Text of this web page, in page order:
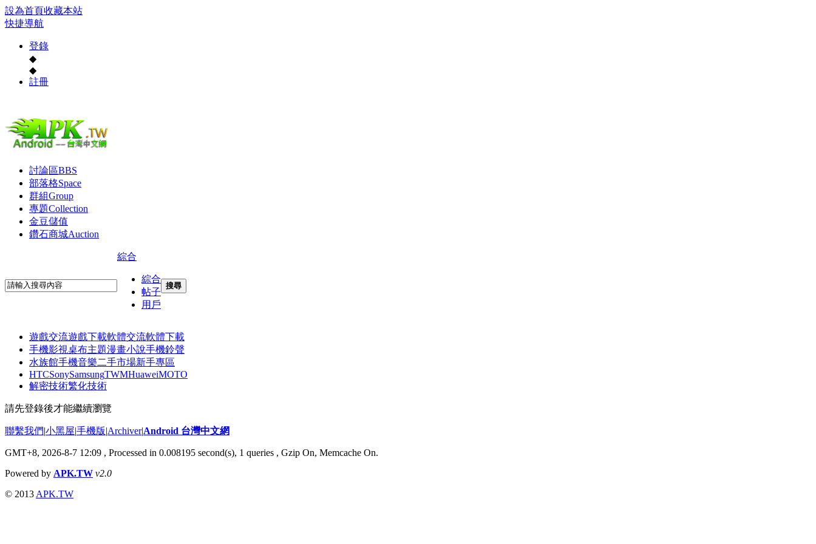
設為首頁收藏本站
快捷導航
登錄
◆
◆
註冊
討論區BBS
部落格Space
群組Group
專題Collection
金豆儲值
鑽石商城Auction
綜合
綜合
帖子
用戶
搜尋
遊戲交流遊戲下載軟體交流軟體下載
手機影視桌布主題漫畫小說手機鈴聲
水族館手機音樂二手市場新手專區
HTCSonySamsungTWMHuaweiMOTO
解密技術繁化技術
請先登錄後才能繼續瀏覽
聯繫我們|小黑屋|手機版|Archiver|Android 台灣中文網
GMT+8, 2026-8-7 12:09 , Processed in 0.008195 second(s), 1 queries , Gzip On, Memcache On.
Powered by APK.TW v2.0
© 2013 APK.TW